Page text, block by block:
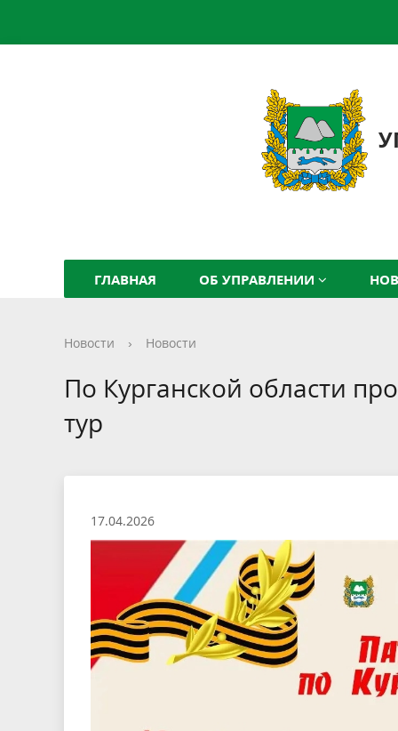
ГЛАВНАЯ ОБ УПРАВЛЕНИИ
Новости › Новости
По Курганской области
тур
17.04.2026